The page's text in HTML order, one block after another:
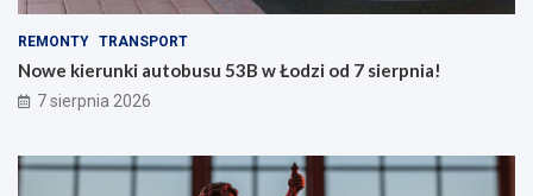
REMONTY TRANSPORT
Nowe kierunki autobusu 53B w Łodzi od 7 sierpnia!
7 sierpnia 2026